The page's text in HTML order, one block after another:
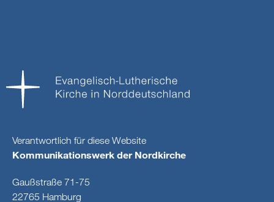
Verantwortlich für diese Website
Kommunikationswerk der Nordkirche
Gaußstraße 71-75
22765 Hamburg